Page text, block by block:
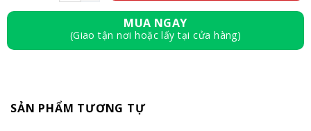
MUA NGAY
(Giao tận nơi hoặc lấy tại cửa hàng)
SẢN PHẨM TƯƠNG TỰ